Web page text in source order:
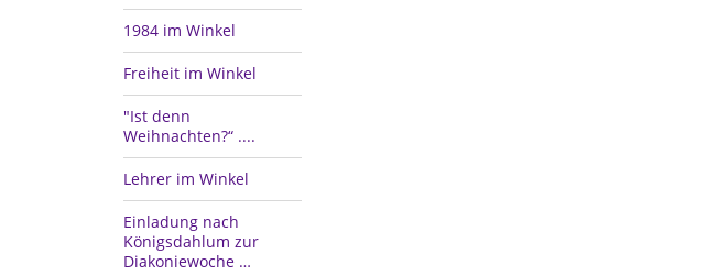
1984 im Winkel
Freiheit im Winkel
"Ist denn
Weihnachten?“ ....
Lehrer im Winkel
Einladung nach
Königsdahlum zur
Diakoniewoche …